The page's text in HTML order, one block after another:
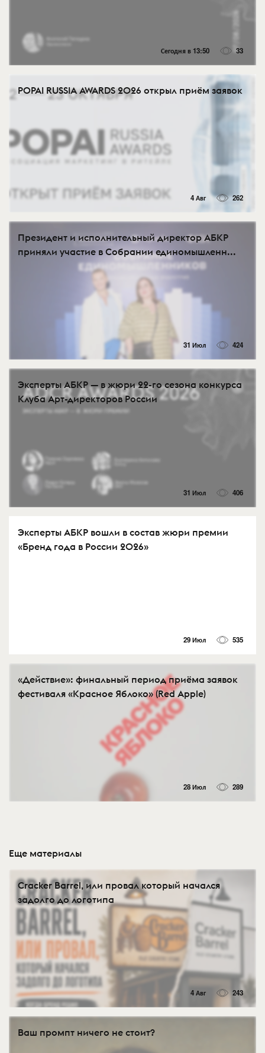
Сегодня в 13:50 33
POPAI RUSSIA AWARDS 2026 открыл приём заявок
4 Авг 262
Президент и исполнительный директор АБКР
приняли участие в Собрании единомышленн...
31 Июл 424
Эксперты АБКР — в жюри 22-го сезона конкурса
Клуба Арт-директоров России
31 Июл 406
Эксперты АБКР вошли в состав жюри премии
«Бренд года в России 2026»
29 Июл 535
«Действие»: финальный период приёма заявок
фестиваля «Красное Яблоко» (Red Apple)
28 Июл 289
Еще материалы
Cracker Barrel, или провал который начался
задолго до логотипа
4 Авг 243
Ваш промпт ничего не стоит?